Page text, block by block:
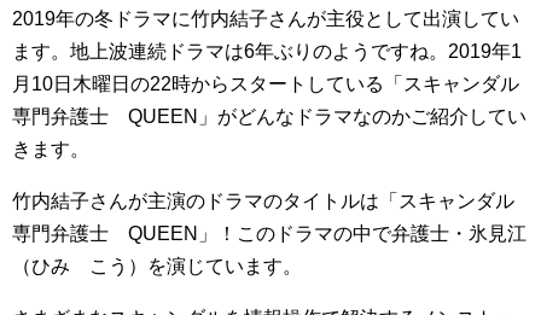
2019年の冬ドラマに竹内結子さんが主役として出演してい
ます。地上波連続ドラマは6年ぶりのようですね。2019年1
月10日木曜日の22時からスタートしている「スキャンダル
専門弁護士 QUEEN」がどんなドラマなのかご紹介してい
きます。
竹内結子さんが主演のドラマのタイトルは「スキャンダル
専門弁護士 QUEEN」！このドラマの中で弁護士・氷見江
（ひみ こう）を演じています。